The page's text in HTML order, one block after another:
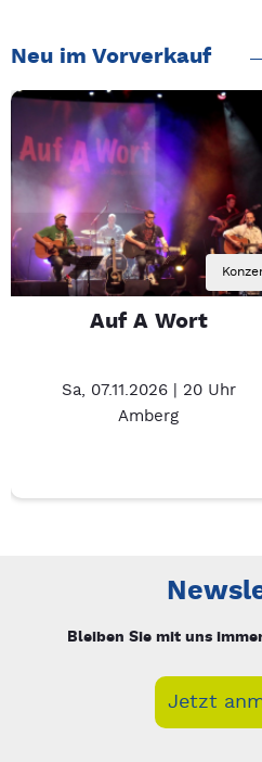
Neu im Vorverkauf
Auf A Wort
Sa, 07.11.2026 | 20 Uhr
Amberg
Bleiben Sie mit uns
Jetzt